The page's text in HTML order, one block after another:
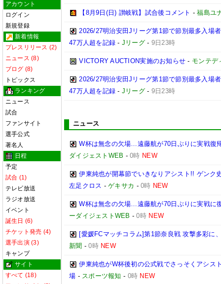
アカウント
ログイン
新規登録
新着情報
プレスリリース (2)
ニュース (8)
ブログ (8)
トピックス
ランキング
ニュース
試合
ファンサイト
選手公式
著名人
日程
予定
試合 (1)
テレビ放送
ラジオ放送
イベント
誕生日 (6)
チケット発売 (4)
選手出演 (3)
キャンプ
サイト
すべて (18)
【8月9日(日) 讃岐戦】試合後コメント -福島ユ
2026/27明治安田Jリーグ第1節で節別最多入場
47万人超を記録 - Jリーグ - 9日23時
VICTORY AUCTION実施のお知らせ - モンテデ
2026/27明治安田Jリーグ第1節で節別最多入場
47万人超を記録 - Jリーグ - 9日23時
ニュース
W杯は無念の欠場…遠藤航が70日ぶりに実戦復
ダイジェストWEB -0時 NEW
伊東純也が開幕節でいきなりアシスト!! ゲンク
左足クロス -ゲキサカ -0時 NEW
W杯は無念の欠場…遠藤航が70日ぶりに実戦に
ーダイジェストWEB -0時 NEW
[愛媛FCマッチコラム]第1節奈良戦 攻撃多彩に
新聞 -0時 NEW
伊東純也がW杯後初の公式戦でさっそくアシス
場 - スポーツ報知 - 0時 NEW